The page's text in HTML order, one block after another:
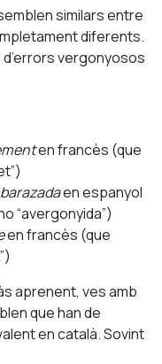
similars entre
diferents.
vergonyosos
en francès (que
en espanyol
“avergonyida”)
en francès (que
aprenent, ves amb
que han de
en català. Sovint